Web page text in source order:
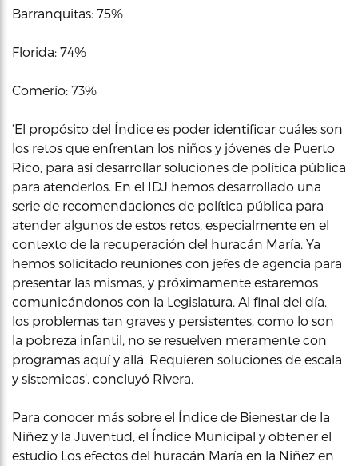
Barranquitas: 75%
Florida: 74%
Comerío: 73%
‘El propósito del Índice es poder identificar cuáles son
los retos que enfrentan los niños y jóvenes de Puerto
Rico, para así desarrollar soluciones de política pública
para atenderlos. En el IDJ hemos desarrollado una
serie de recomendaciones de política pública para
atender algunos de estos retos, especialmente en el
contexto de la recuperación del huracán María. Ya
hemos solicitado reuniones con jefes de agencia para
presentar las mismas, y próximamente estaremos
comunicándonos con la Legislatura. Al final del día,
los problemas tan graves y persistentes, como lo son
la pobreza infantil, no se resuelven meramente con
programas aquí y allá. Requieren soluciones de escala
y sistemicas’, concluyó Rivera.
Para conocer más sobre el Índice de Bienestar de la
Niñez y la Juventud, el Índice Municipal y obtener el
estudio Los efectos del huracán María en la Niñez en